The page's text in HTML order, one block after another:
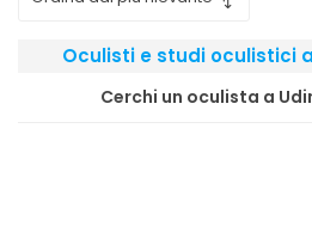
Oculisti e studi oculistici
Cerchi un oculista a